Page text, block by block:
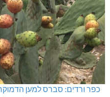
כפר ורדים: סברס למען